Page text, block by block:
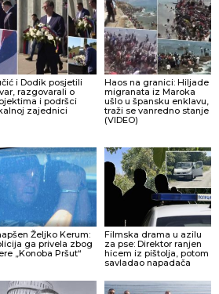
i Dodik posjetili
razgovarali o
i podršci
zajednici
Haos na granici: Hiljade
migranata iz Maroka
ušlo u špansku enklavu,
traži se vanredno stanje
(VIDEO)
Željko Kerum:
ga privela zbog
„Konoba Pršut“
Filmska drama u azilu
za pse: Direktor ranjen
hicem iz pištolja, potom
savladao napadača